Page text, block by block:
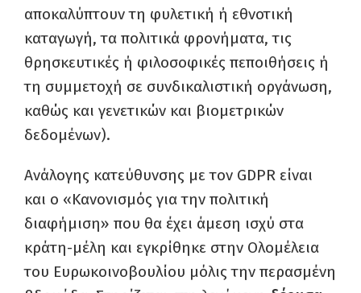
αποκαλύπτουν τη φυλετική ή εθνοτική
καταγωγή, τα πολιτικά φρονήματα, τις
θρησκευτικές ή φιλοσοφικές πεποιθήσεις ή
τη συμμετοχή σε συνδικαλιστική οργάνωση,
καθώς και γενετικών και βιομετρικών
δεδομένων).
Ανάλογης κατεύθυνσης με τον GDPR είναι
και ο «Κανονισμός για την πολιτική
διαφήμιση» που θα έχει άμεση ισχύ στα
κράτη-μέλη και εγκρίθηκε στην Ολομέλεια
του Ευρωκοινοβουλίου μόλις την περασμένη